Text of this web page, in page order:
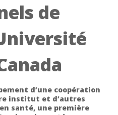
de
d’une coopération
institut et d’autres
santé, une première